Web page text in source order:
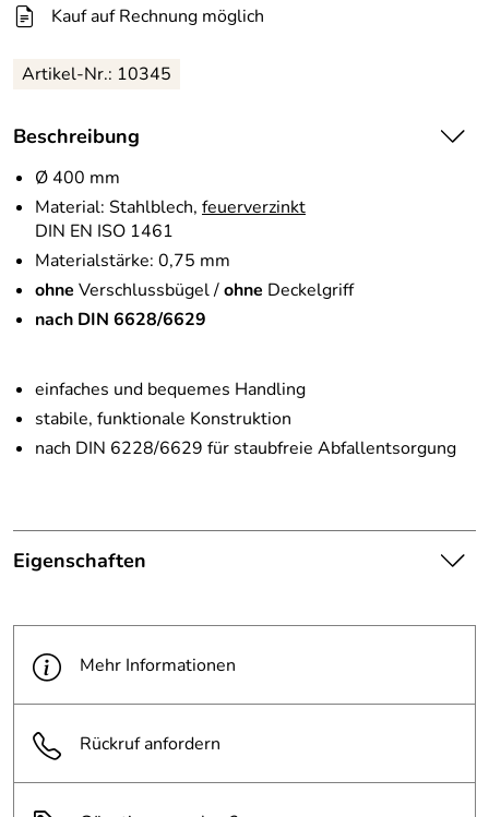
Kauf auf Rechnung möglich
Artikel-Nr.: 10345
Beschreibung
Ø 400 mm
Material: Stahlblech, feuerverzinkt
DIN EN ISO 1461
Materialstärke: 0,75 mm
ohne Verschlussbügel /ohne Deckelgriff
nach DIN 6628/6629
einfaches und bequemes Handling
stabile, funktionale Konstruktion
nach DIN 6228/6629 für staubfreie Abfallentsorgung
Eigenschaften
Hinweis
Produktbilder:
stellt keine verbindliche
beachten Sie die
Textbeschreibung.
Abfallbehälter
50 l
Mehr Informationen
Rückruf anfordern